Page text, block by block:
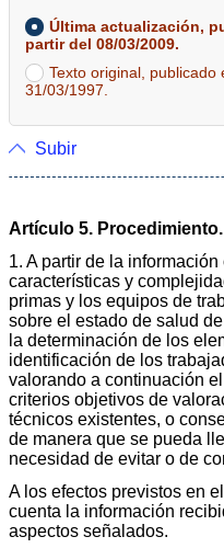
Última actualización,
partir del 08/03/2009.
Texto original,
31/03/1997.
Subir
Artículo 5. Procedimiento.
1. A partir de la
características y
primas y los equipos de
sobre el estado de salud
la determinación de los
identificación de los
valorando a continuación
criterios objetivos de
técnicos existentes, o
de manera que se pueda
necesidad de evitar o de
A los efectos previstos en
cuenta la información
aspectos señalados.